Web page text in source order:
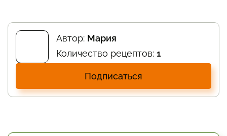
Автор: Мария
Количество рецептов: 1
Подписаться